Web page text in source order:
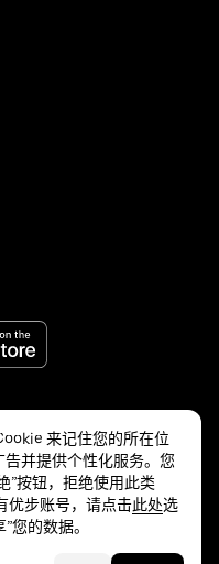
来记住您的所在位
并提供个性化服务。您
”按钮，拒绝使用此类
优步账号，请点击此处选
您的数据。